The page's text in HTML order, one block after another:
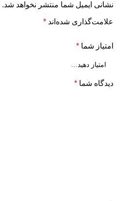
نشانی ایمیل شما منتشر نخواهد شد.
علامت‌گذاری شده‌اند *
امتیاز شما *
دیدگاه شما *